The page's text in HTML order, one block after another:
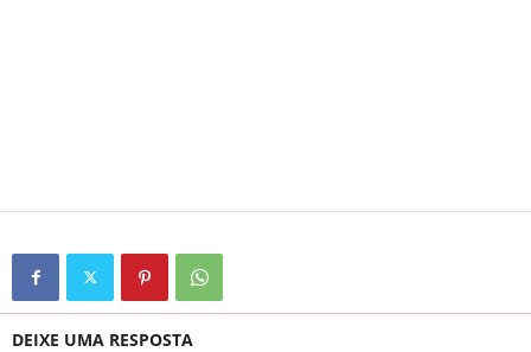
DEIXE UMA RESPOSTA